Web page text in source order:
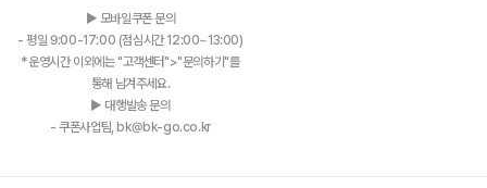
▶ 모바일쿠폰 문의
- 평일 9:00-17:00 (점심시간 12:00~13:00)
*운영시간 이외에는 "고객센터">"문의하기"를
통해 남겨주세요.
▶ 대행발송 문의
- 쿠폰사업팀, bk@bk-go.co.kr